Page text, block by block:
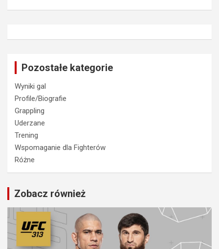
Pozostałe kategorie
Wyniki gal
Profile/Biografie
Grappling
Uderzane
Trening
Wspomaganie dla Fighterów
Różne
Zobacz również